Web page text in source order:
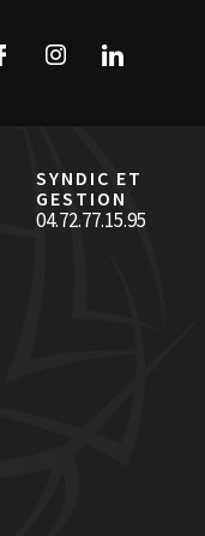
SYNDIC ET
GESTION
04.72.77.15.95